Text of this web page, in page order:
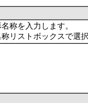
称を入力します。
称リストボックスで選